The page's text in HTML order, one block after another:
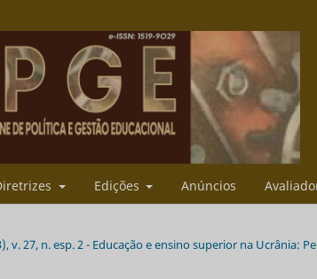
Edições Anúncios
v. 27, n. esp. 2 - Educação e ensino superior na Ucrânia: